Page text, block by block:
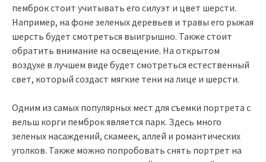
пемброк стоит учитывать его силуэт и цвет шерсти.
Например, на фоне зеленых деревьев и травы его рыжая
шерсть будет смотреться выигрышно. Также стоит
обратить внимание на освещение. На открытом
воздухе в лучшем виде будет смотреться естественный
свет, который создаст мягкие тени на лице и шерсти.
Одним из самых популярных мест для съемки портрета с
вельш корги пемброк является парк. Здесь много
зеленых насаждений, скамеек, аллей и романтических
уголков. Также можно попробовать снять портрет на